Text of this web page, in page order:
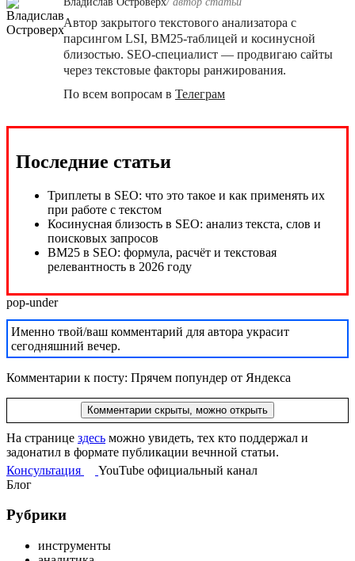
Автор закрытого текстового анализатора с
парсингом LSI, BM25-таблицей и косинусной
близостью. SEO-специалист — продвигаю сайты
через текстовые факторы ранжирования.
По всем вопросам в Телеграм
Последние статьи
pop-under
Именно твой/ваш комментарий для автора украсит
сегодняшний вечер.
Комментарии к посту: Прячем попундер от Яндекса
Комментарии скрыты, можно открыть
На странице здесь можно увидеть, тех кто поддержал и
задонатил в формате публикации вечнной статьи.
Консультация
YouTube официальный канал
Блог
Рубрики
инструменты